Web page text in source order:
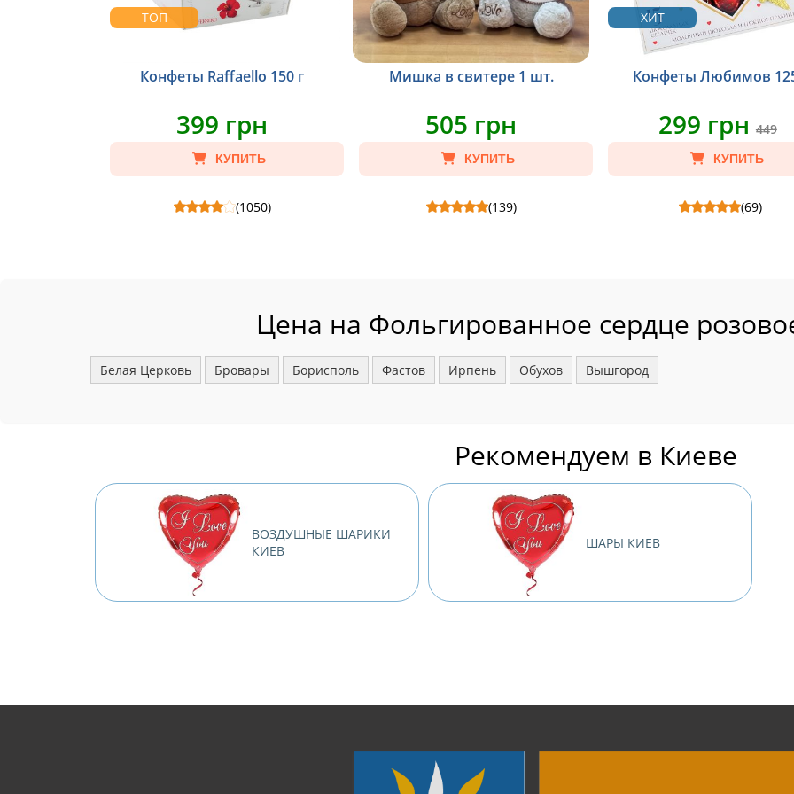
ТОП
Конфеты Raffaello 150 г
399 грн
КУПИТЬ
(1050)
Мишка в свитере 1 шт.
505 грн
КУПИТЬ
(139)
ХИТ
Конфеты Любимов
299 грн 449
КУПИТЬ
(69)
Цена на Фольгированное сердце
Белая Церковь Бровары Борисполь Фастов Ирпень Обухов Вышгород
Рекомендуем в Киеве
ВОЗДУШНЫЕ ШАРИКИ
КИЕВ
ШАРЫ КИЕВ